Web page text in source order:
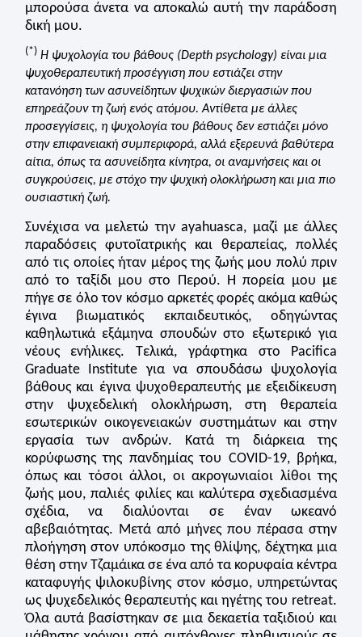
μπορούσα άνετα να αποκαλώ αυτή την παράδοση
δική μου.
(*)Η ψυχολογία του βάθους (Depth psychology) είναι μια
ψυχοθεραπευτική προσέγγιση που εστιάζει στην
κατανόηση των ασυνείδητων ψυχικών διεργασιών που
επηρεάζουν τη ζωή ενός ατόμου. Αντίθετα με άλλες
προσεγγίσεις, η ψυχολογία του βάθους δεν εστιάζει μόνο
στην επιφανειακή συμπεριφορά, αλλά εξερευνά βαθύτερα
αίτια, όπως τα ασυνείδητα κίνητρα, οι αναμνήσεις και οι
συγκρούσεις, με στόχο την ψυχική ολοκλήρωση και μια πιο
ουσιαστική ζωή.
Συνέχισα να μελετώ την ayahuasca, μαζί με άλλες
παραδόσεις φυτοϊατρικής και θεραπείας, πολλές
από τις οποίες ήταν μέρος της ζωής μου πολύ πριν
από το ταξίδι μου στο Περού. Η πορεία μου με
πήγε σε όλο τον κόσμο αρκετές φορές ακόμα καθώς
έγινα βιωματικός εκπαιδευτικός, οδηγώντας
καθηλωτικά εξάμηνα σπουδών στο εξωτερικό για
νέους ενήλικες. Τελικά, γράφτηκα στο Pacifica
Graduate Institute για να σπουδάσω ψυχολογία
βάθους και έγινα ψυχοθεραπευτής με εξειδίκευση
στην ψυχεδελική ολοκλήρωση, στη θεραπεία
εσωτερικών οικογενειακών συστημάτων και στην
εργασία των ανδρών. Κατά τη διάρκεια της
κορύφωσης της πανδημίας του COVID-19, βρήκα,
όπως και τόσοι άλλοι, οι ακρογωνιαίοι λίθοι της
ζωής μου, παλιές φιλίες και καλύτερα σχεδιασμένα
σχέδια, να διαλύονται σε έναν ωκεανό
αβεβαιότητας. Μετά από μήνες που πέρασα στην
πλοήγηση στον υπόκοσμο της θλίψης, δέχτηκα μια
θέση στην Τζαμάικα σε ένα από τα κορυφαία κέντρα
καταφυγής ψιλοκυβίνης στον κόσμο, υπηρετώντας
ως ψυχεδελικός θεραπευτής και ηγέτης του retreat.
Όλα αυτά βασίστηκαν σε μια δεκαετία ταξιδιού και